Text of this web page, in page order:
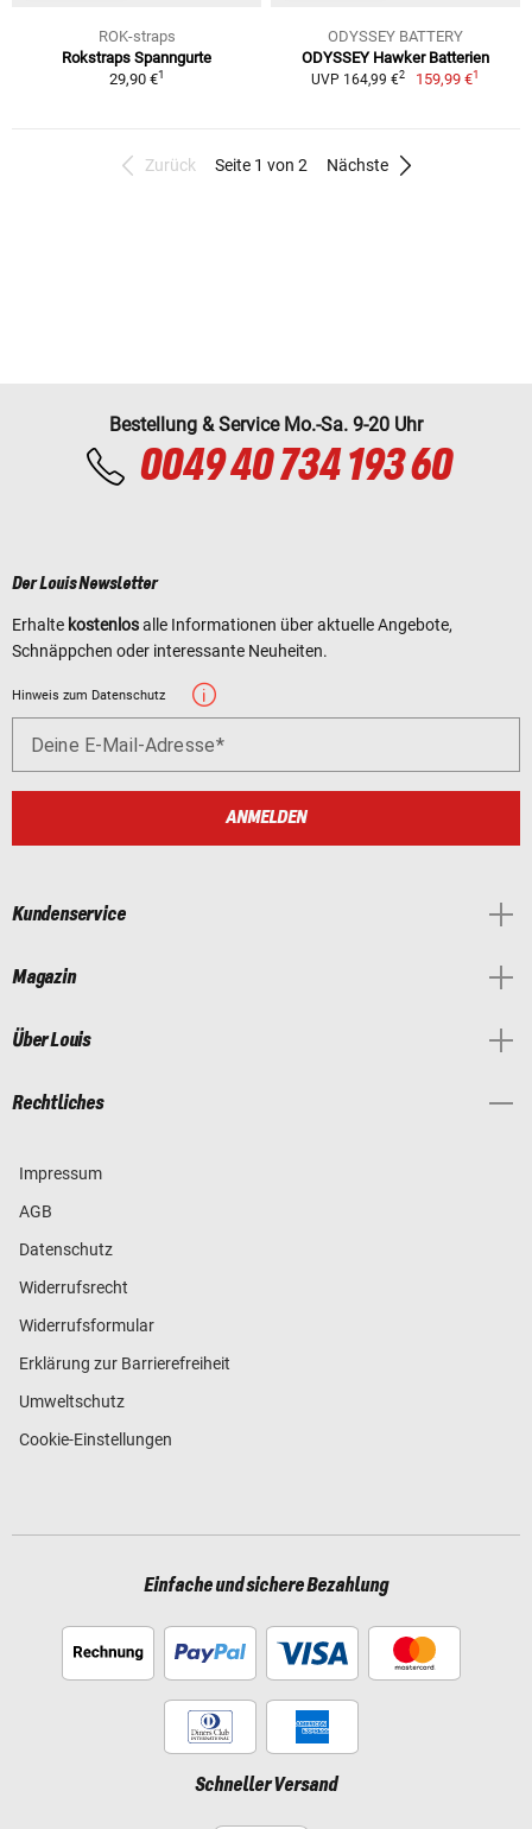
ROK-straps
Rokstraps Spanngurte
29,90 €1
ODYSSEY BATTERY
ODYSSEY Hawker Batterien
UVP 164,99 €2 159,99 €1
Zurück Seite 1 von 2 Nächste
Bestellung & Service Mo.-Sa. 9-20 Uhr
0049 40 734 193 60
Der Louis Newsletter
Erhalte kostenlosalle Informationen über aktuelle Angebote,
Schnäppchen oder interessante Neuheiten.
Hinweis zum Datenschutz
Deine E-Mail-Adresse
ANMELDEN
Kundenservice
Magazin
Über Louis
Rechtliches
Impressum
AGB
Datenschutz
Widerrufsrecht
Widerrufsformular
Erklärung zur Barrierefreiheit
Umweltschutz
Cookie-Einstellungen
Einfache und sichere Bezahlung
Schneller Versand